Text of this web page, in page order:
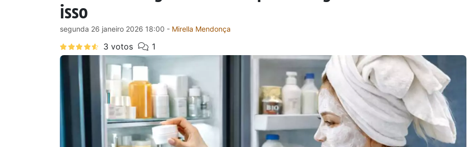
isso
segunda 26 janeiro 2026 18:00 - Mirella Mendonça